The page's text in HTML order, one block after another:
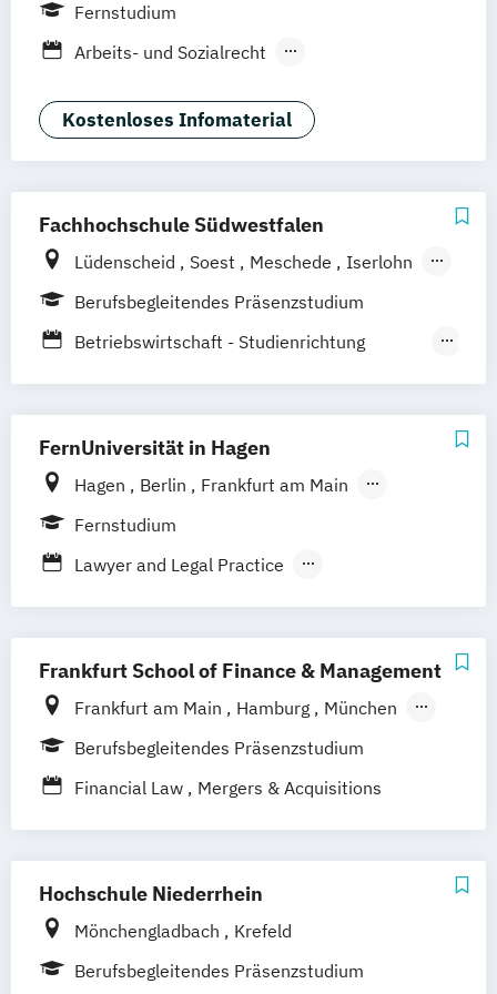
Hamburg Hannover
Kaiserslautern/Kusel Kiel
Ludwigshafen/Diez München
Online-Fernstudium Regensburg Stade
Stuttgart Köln
Offenbach bei Frankfurt am Main
Schwarzheide/Oberspreewald-Lausitz bei
Fernstudium
Arbeits- und Sozialrecht
Unternehmensrecht Wirtschaftsrecht
Kostenloses Infomaterial
Fachhochschule Südwestfalen
Lüdenscheid Soest Meschede
Iserlohn
Hagen
Berufsbegleitendes Präsenzstudium
Betriebswirtschaft - Studienrichtung
Wirtschaftsrecht (Verbundstudiengang)
FernUniversität in Hagen
Hagen Berlin
Frankfurt am Main
Hamburg
Stuttgart Nürnberg Bonn
Fernstudium
Lawyer and Legal Practice
Frankfurt School of Finance & Management
Frankfurt am Main Hamburg
München
Düsseldorf
Online-Campus Stuttgart
Berufsbegleitendes Präsenzstudium
Financial Law
Mergers & Acquisitions
Hochschule Niederrhein
Mönchengladbach
Krefeld
Berufsbegleitendes Präsenzstudium